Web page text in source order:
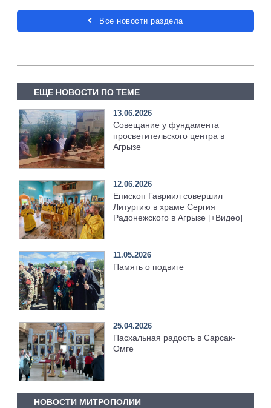
Все новости раздела
ЕЩЕ НОВОСТИ ПО ТЕМЕ
13.06.2026
Совещание у фундамента
просветительского центра в
Агрызе
12.06.2026
Епископ Гавриил совершил
Литургию в храме Сергия
Радонежского в Агрызе [+Видео]
11.05.2026
Память о подвиге
25.04.2026
Пасхальная радость в Сарсак-
Омге
НОВОСТИ МИТРОПОЛИИ